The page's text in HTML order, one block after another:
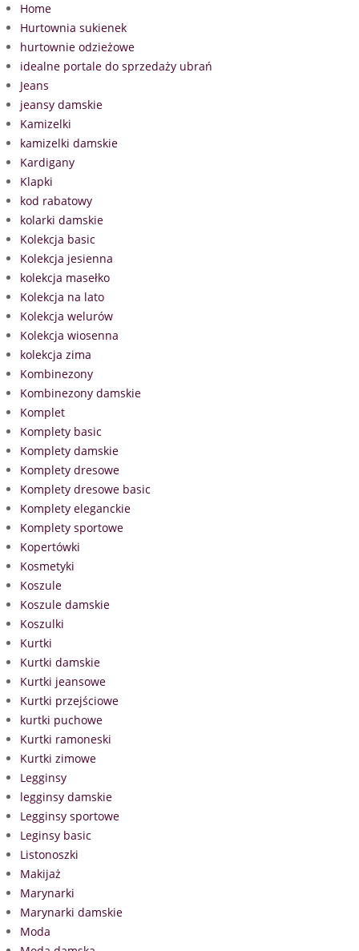
Home
Hurtownia sukienek
hurtownie odzieżowe
idealne portale do sprzedaży ubrań
Jeans
jeansy damskie
Kamizelki
kamizelki damskie
Kardigany
Klapki
kod rabatowy
kolarki damskie
Kolekcja basic
Kolekcja jesienna
kolekcja masełko
Kolekcja na lato
Kolekcja welurów
Kolekcja wiosenna
kolekcja zima
Kombinezony
Kombinezony damskie
Komplet
Komplety basic
Komplety damskie
Komplety dresowe
Komplety dresowe basic
Komplety eleganckie
Komplety sportowe
Kopertówki
Kosmetyki
Koszule
Koszule damskie
Koszulki
Kurtki
Kurtki damskie
Kurtki jeansowe
Kurtki przejściowe
kurtki puchowe
Kurtki ramoneski
Kurtki zimowe
Legginsy
legginsy damskie
Legginsy sportowe
Leginsy basic
Listonoszki
Makijaż
Marynarki
Marynarki damskie
Moda